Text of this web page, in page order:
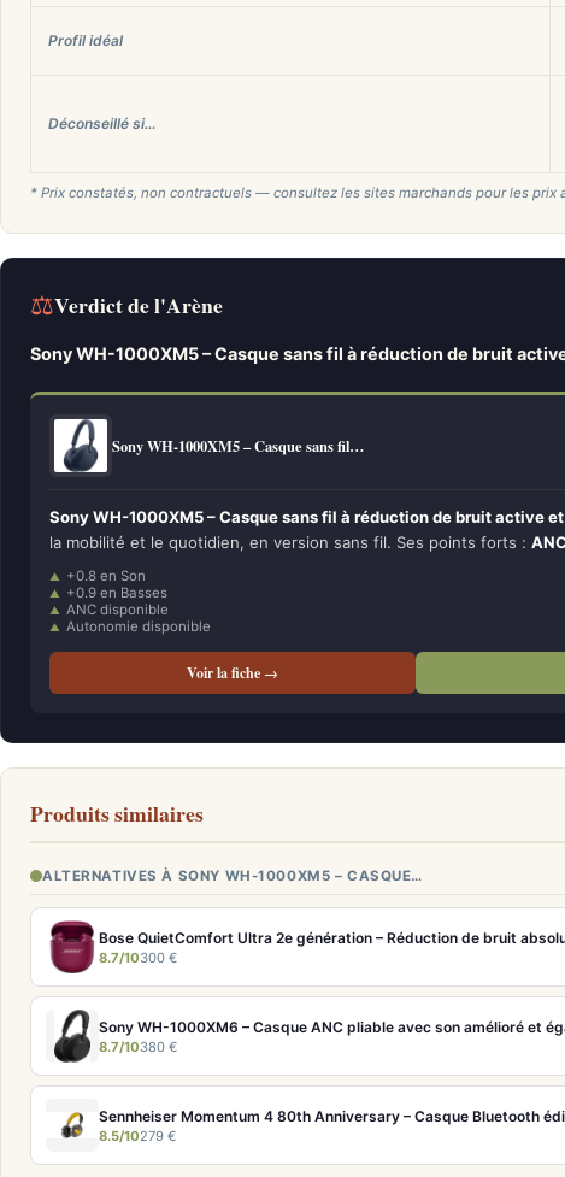
Profil idéal
Déconseillé si…
* Prix constatés, non contractuels — consultez les sites marchands pour les prix
⚖Verdict de l'Arène
Sony WH-1000XM5 – Casque sans fil à réduction de bruit
Sony WH-1000XM5 – Casque sans fil…
Sony WH-1000XM5 – Casque sans fil à réduction de bruit active et
la mobilité et le quotidien, en version sans fil. Ses points forts :
+0.8 en Son
+0.9 en Basses
ANC disponible
Autonomie disponible
Voir la fiche →
Produits similaires
ALTERNATIVES À SONY WH-1000XM5 – CASQUE…
8.7/10300 €
Sony WH-1000XM6 – Casque ANC pliable avec son amélioré et
8.7/10380 €
Sennheiser Momentum 4 80th Anniversary – Casque Bluetooth
8.5/10279 €